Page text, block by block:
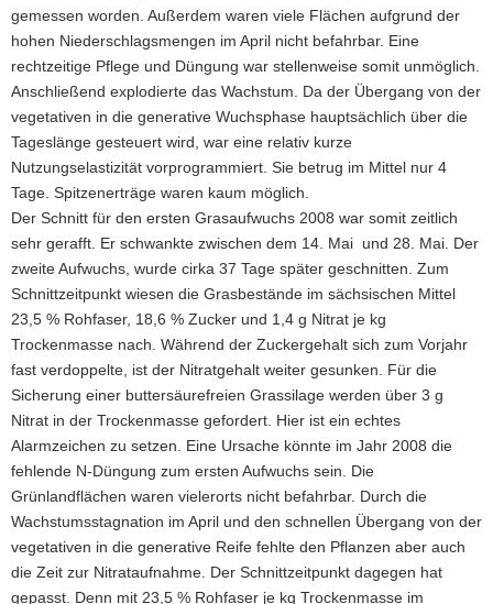
gemessen worden. Außerdem waren viele Flächen aufgrund der
hohen Niederschlagsmengen im April nicht befahrbar. Eine
rechtzeitige Pflege und Düngung war stellenweise somit unmöglich.
Anschließend explodierte das Wachstum. Da der Übergang von der
vegetativen in die generative Wuchsphase hauptsächlich über die
Tageslänge gesteuert wird, war eine relativ kurze
Nutzungselastizität vorprogrammiert. Sie betrug im Mittel nur 4
Tage. Spitzenerträge waren kaum möglich.
Der Schnitt für den ersten Grasaufwuchs 2008 war somit zeitlich
sehr gerafft. Er schwankte zwischen dem 14. Mai und 28. Mai. Der
zweite Aufwuchs, wurde cirka 37 Tage später geschnitten. Zum
Schnittzeitpunkt wiesen die Grasbestände im sächsischen Mittel
23,5 % Rohfaser, 18,6 % Zucker und 1,4 g Nitrat je kg
Trockenmasse nach. Während der Zuckergehalt sich zum Vorjahr
fast verdoppelte, ist der Nitratgehalt weiter gesunken. Für die
Sicherung einer buttersäurefreien Grassilage werden über 3 g
Nitrat in der Trockenmasse gefordert. Hier ist ein echtes
Alarmzeichen zu setzen. Eine Ursache könnte im Jahr 2008 die
fehlende N-Düngung zum ersten Aufwuchs sein. Die
Grünlandflächen waren vielerorts nicht befahrbar. Durch die
Wachstumsstagnation im April und den schnellen Übergang von der
vegetativen in die generative Reife fehlte den Pflanzen aber auch
die Zeit zur Nitrataufnahme. Der Schnittzeitpunkt dagegen hat
gepasst. Denn mit 23,5 % Rohfaser je kg Trockenmasse im